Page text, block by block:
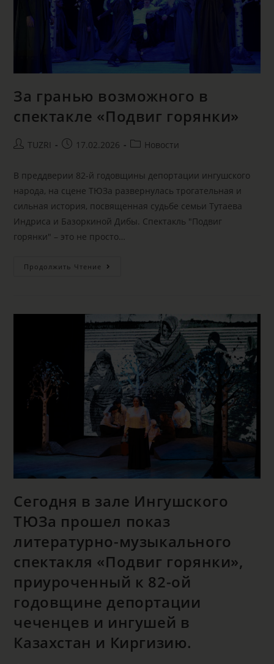
За гранью возможного в
спектакле «Подвиг горянки»
TUZRI 17.02.2026 Новости
В преддверии 82-й годовщины депортации ингушского
народа, на сцене ТЮЗа развернулась трогательная и
сильная история, посвященная судьбе семьи Тутаева
Индриса и Базоркиной Дибы. Спектакль "Подвиг
горянки" – это не просто…
Продолжить Чтение
Сегодня в зале Ингушского
ТЮЗа прошел показ
литературно-музыкального
спектакля «Подвиг горянки»,
приуроченный к 82-ой
годовщине депортации
чеченцев и ингушей в
Казахстан и Киргизию.